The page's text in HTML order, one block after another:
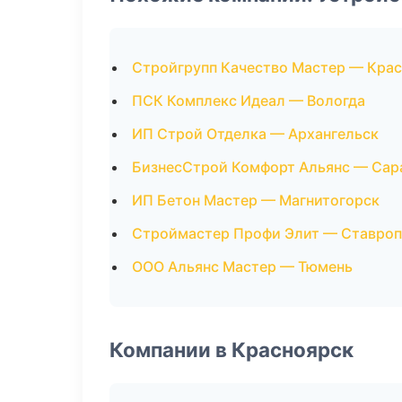
Стройгрупп Качество Мастер —
ПСК Комплекс Идеал — Вологда
ИП Строй Отделка — Архангельск
БизнесСтрой Комфорт Альянс —
ИП Бетон Мастер — Магнитогорск
Строймастер Профи Элит —
ООО Альянс Мастер — Тюмень
Компании в Красноярск